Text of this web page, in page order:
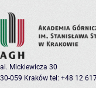
al. Mickiewicza 30
30-059 Kraków tel: +48 12